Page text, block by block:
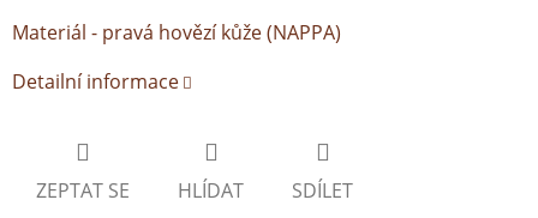
Materiál - pravá hovězí kůže (NAPPA)
Detailní informace
ZEPTAT SE HLÍDAT SDÍLET